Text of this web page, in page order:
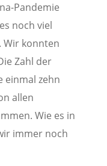
Pandemie
noch viel
Wir konnten
Zahl der
einmal zehn
allen
Wie es in
immer noch